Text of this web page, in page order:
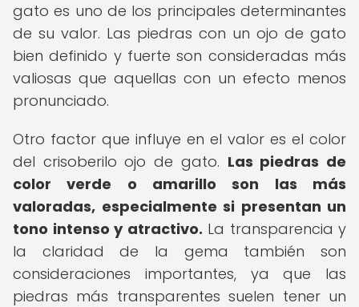
gato es uno de los principales determinantes
de su valor. Las piedras con un ojo de gato
bien definido y fuerte son consideradas más
valiosas que aquellas con un efecto menos
pronunciado.
Otro factor que influye en el valor es el color
del crisoberilo ojo de gato. Las piedras de
color verde o amarillo son las más
valoradas, especialmente si presentan un
tono intenso y atractivo. La transparencia y
la claridad de la gema también son
consideraciones importantes, ya que las
piedras más transparentes suelen tener un